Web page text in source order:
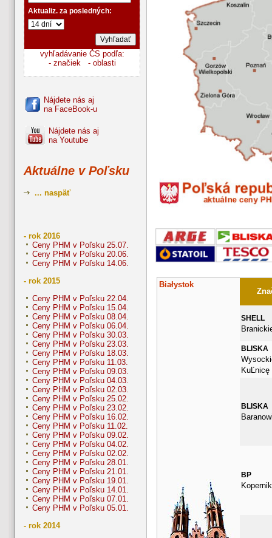
Aktualiz. za posledných:
vyhľadávanie ČS podľa:
- značiek
- oblasti
Nájdete nás aj
na FaceBook-u
Nájdete nás aj
na Youtube
Aktuálne v Poľsku
... naspäť
- rok 2016
Ceny PHM v Poľsku 25.07.
Ceny PHM v Poľsku 20.06.
Ceny PHM v Poľsku 14.06.
- rok 2015
Ceny PHM v Poľsku 22.04.
Ceny PHM v Poľsku 15.04.
Ceny PHM v Poľsku 08.04.
Ceny PHM v Poľsku 06.04.
Ceny PHM v Poľsku 30.03.
Ceny PHM v Poľsku 23.03.
Ceny PHM v Poľsku 18.03.
Ceny PHM v Poľsku 11.03.
Ceny PHM v Poľsku 09.03.
Ceny PHM v Poľsku 04.03.
Ceny PHM v Poľsku 02.03.
Ceny PHM v Poľsku 25.02.
Ceny PHM v Poľsku 23.02.
Ceny PHM v Poľsku 16.02.
Ceny PHM v Poľsku 11.02.
Ceny PHM v Poľsku 09.02.
Ceny PHM v Poľsku 04.02.
Ceny PHM v Poľsku 02.02.
Ceny PHM v Poľsku 28.01.
Ceny PHM v Poľsku 21.01.
Ceny PHM v Poľsku 19.01.
Ceny PHM v Poľsku 14.01.
Ceny PHM v Poľsku 07.01.
Ceny PHM v Poľsku 05.01.
- rok 2014
Białystok
SHELL
BLISKA
KuĽnicę
BLISKA
BP